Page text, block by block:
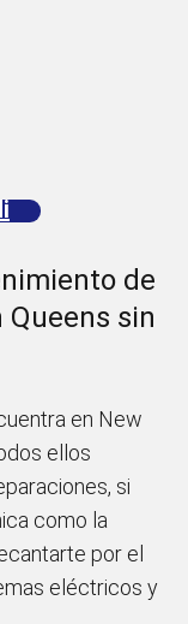
de
sin
en New
ellos
si
como la
por el
eléctricos y